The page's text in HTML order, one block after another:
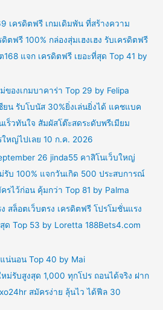
เครดิตฟรี เกมเดิมพัน ที่สร้างความ
ตฟรี 100% กล่องสุ่มเฮงเฮง รับเครดิตฟรี
168 แจก เครดิตฟรี เยอะที่สุด Top 41 by
ของเกมบาคาร่า Top 29 by Felipa
ยน รับโบนัส 30%ยิ่งเล่นยิ่งได้ แคชแบค
ร็วทันใจ สัมผัสโต๊ะสดระดับพรีเมียม
ใหญ่ไปเลย 10 ก.ค. 2026
26 jinda55 คาสิโนเว็บใหญ่
รับ 100% แจกวันเกิด 500 ประสบการณ์
รไว้ก่อน คุ้มกว่า Top 81 by Palma
สล็อตเว็บตรง เครดิตฟรี โปรโมชั่นแรง
ด Top 53 by Loretta 188Bets4.com
น่นอน Top 40 by Mai
ม่รับสูงสุด 1,000 ทุกโปร ถอนได้จริง ฝาก
สมัครง่าย ลุ้นไว ได้ฟีล 30